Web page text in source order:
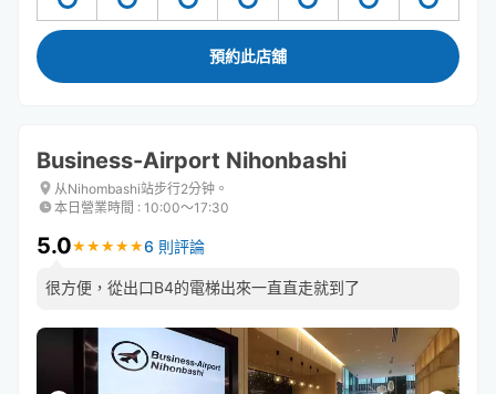
預約此店舖
Business-Airport Nihonbashi
从Nihombashi站步行2分钟。
本日營業時間 : 10:00〜17:30
5.0★ ★ ★ ★ ★
★ ★ ★ ★ ★6 則評論
很方便，從出口B4的電梯出來一直直走就到了